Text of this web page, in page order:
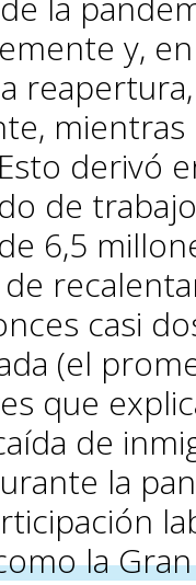
y,
derivó
de
6,5
casi
(el
que
de
la
la